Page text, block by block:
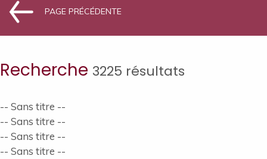
PAGE PRÉCÉDENTE
Recherche 3225 résultats
-- Sans titre --
-- Sans titre --
-- Sans titre --
-- Sans titre --